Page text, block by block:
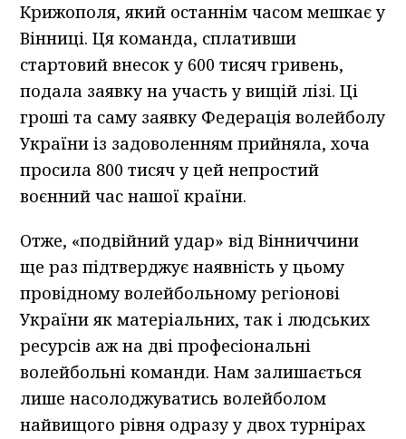
Крижополя, який останнім часом мешкає у
Вінниці. Ця команда, сплативши
стартовий внесок у 600 тисяч гривень,
подала заявку на участь у вищій лізі. Ці
гроші та саму заявку Федерація волейболу
України із задоволенням прийняла, хоча
просила 800 тисяч у цей непростий
воєнний час нашої країни.
Отже, «подвійний удар» від Вінниччини
ще раз підтверджує наявність у цьому
провідному волейбольному регіонові
України як матеріальних, так і людських
ресурсів аж на дві професіональні
волейбольні команди. Нам залишається
лише насолоджуватись волейболом
найвищого рівня одразу у двох турнірах